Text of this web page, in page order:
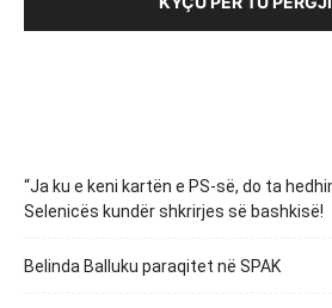
“Ja ku e keni kartën e PS-së, do ta
Selenicës kundër shkrirjes së bashkisë!
Belinda Balluku paraqitet në SPAK